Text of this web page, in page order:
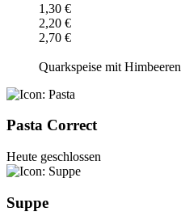
1,30 €
2,20 €
2,70 €
Quarkspeise mit Himbeeren
Pasta Correct
Heute geschlossen
Suppe